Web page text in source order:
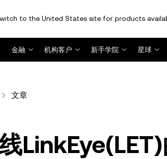
to the United States site for products
金融 机构客户 新手学院 星球
文章